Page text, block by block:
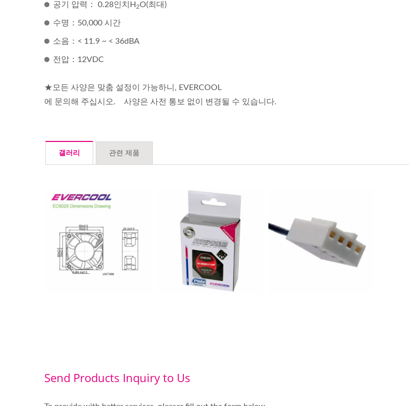
공기 압력： 0.28인치H 2O(최대)
수명：50,000 시간
소음：< 11.9 ~ < 36dBA
전압：12VDC
★모든 사양은 맞춤 설정이 가능하니, EVERCOOL
에 문의해 주십시오. 사양은 사전 통보 없이 변경될 수 있습니다.
갤러리 관련 제품